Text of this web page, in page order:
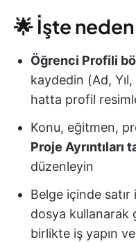
🌟 İşte
Öğrenci Profili
kaydedin (Ad,
hatta profil
Konu, eğitmen,
Proje Ayrıntıları
düzenleyin
Belge içinde
dosya kullanarak
birlikte iş yapın ve